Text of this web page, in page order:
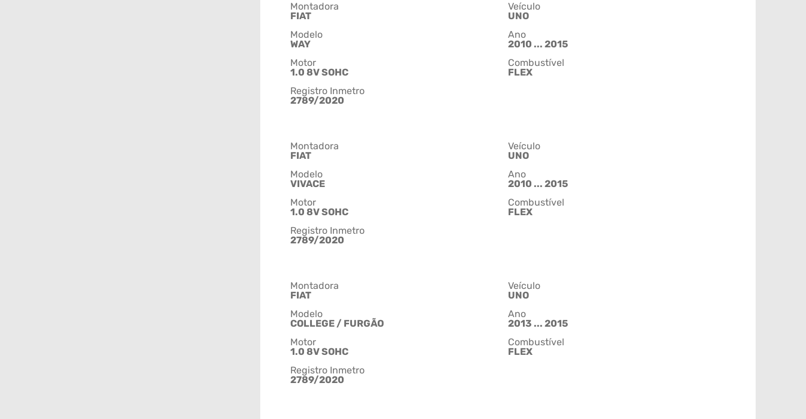
Montadora
FIAT
Veículo
UNO
Modelo
WAY
Ano
2010 ... 2015
Motor
1.0 8V SOHC
Combustível
FLEX
Registro Inmetro
2789/2020
Montadora
FIAT
Veículo
UNO
Modelo
VIVACE
Ano
2010 ... 2015
Motor
1.0 8V SOHC
Combustível
FLEX
Registro Inmetro
2789/2020
Montadora
FIAT
Veículo
UNO
Modelo
COLLEGE / FURGÃO
Ano
2013 ... 2015
Motor
1.0 8V SOHC
Combustível
FLEX
Registro Inmetro
2789/2020